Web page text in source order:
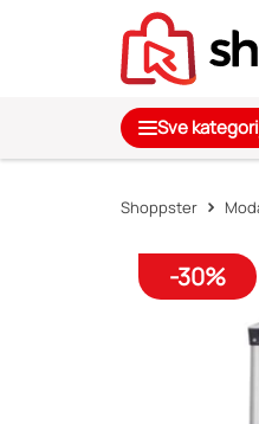
Sve
Shoppster
-30%